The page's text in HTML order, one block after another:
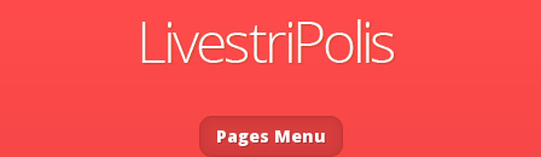
Pages Menu